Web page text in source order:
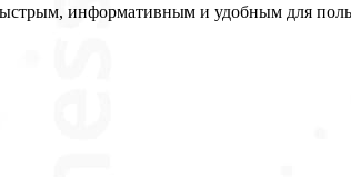
информативным и удобным для